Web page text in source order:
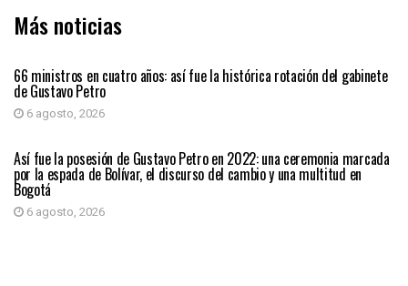
Más noticias
66 ministros en cuatro años: así fue la histórica rotación del gabinete
de Gustavo Petro
6 agosto, 2026
PAÍS
Así fue la posesión de Gustavo Petro en 2022: una ceremonia marcada
por la espada de Bolívar, el discurso del cambio y una multitud en
Bogotá
6 agosto, 2026